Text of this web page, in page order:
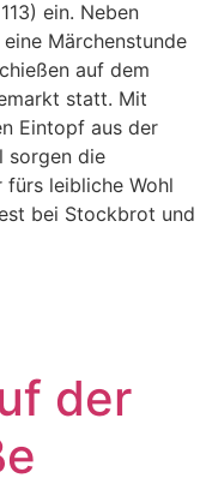
ein. Neben
Märchenstunde
auf dem
statt. Mit
Eintopf aus der
sorgen die
leibliche Wohl
bei Stockbrot und
der